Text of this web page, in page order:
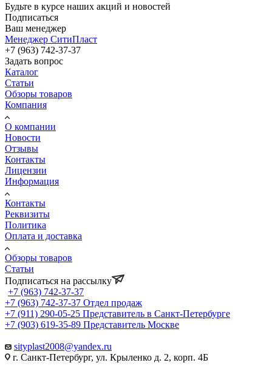
Будьте в курсе наших акций и новостей
Подписаться
Ваш менеджер
Менеджер СитиПласт
+7 (963) 742-37-37
Задать вопрос
Каталог
Статьи
Обзоры товаров
Компания
О компании
Новости
Отзывы
Контакты
Лицензии
Информация
Контакты
Реквизиты
Политика
Оплата и доставка
Обзоры товаров
Статьи
Подписаться на рассылку
+7 (963) 742-37-37
+7 (963) 742-37-37 Отдел продаж
+7 (911) 290-05-25 Представитель в Санкт-Петербурге
+7 (903) 619-35-89 Представитель Москве
sityplast2008@yandex.ru
г. Санкт-Петербург, ул. Крыленко д. 2, корп. 4Б